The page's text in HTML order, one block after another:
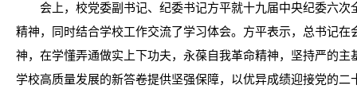
会上，校党委副书记、纪委书记方平就十九届中央纪委六
精神，同时结合学校工作交流了学习体会。方平表示，总书记
神，在学懂弄通做实上下功夫，永葆自我革命精神，坚持严的
学校高质量发展的新答卷提供坚强保障，以优异成绩迎接党的二